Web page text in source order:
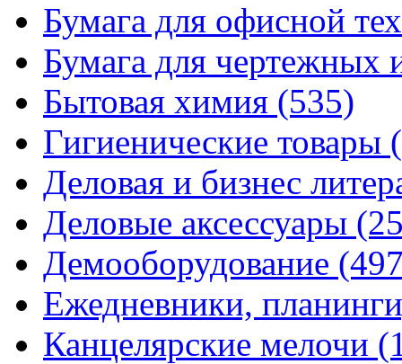
Бумага для офисной
Бумага для чертежных
Бытовая химия (535)
Гигиенические товары
Деловая и бизнес
Деловые аксессуары
Демооборудование
Ежедневники,
Канцелярские мелочи